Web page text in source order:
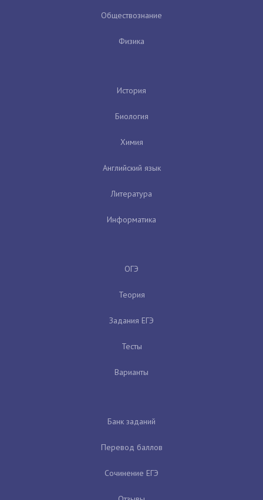
Обществознание
Физика
История
Биология
Химия
Английский язык
Литература
Информатика
ОГЭ
Теория
Задания ЕГЭ
Тесты
Варианты
Банк заданий
Перевод баллов
Сочинение ЕГЭ